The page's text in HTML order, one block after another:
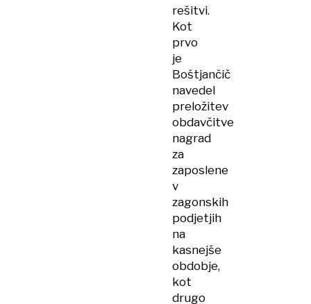
rešitvi.
Kot
prvo
je
Boštjančič
navedel
preložitev
obdavčitve
nagrad
za
zaposlene
v
zagonskih
podjetjih
na
kasnejše
obdobje,
kot
drugo